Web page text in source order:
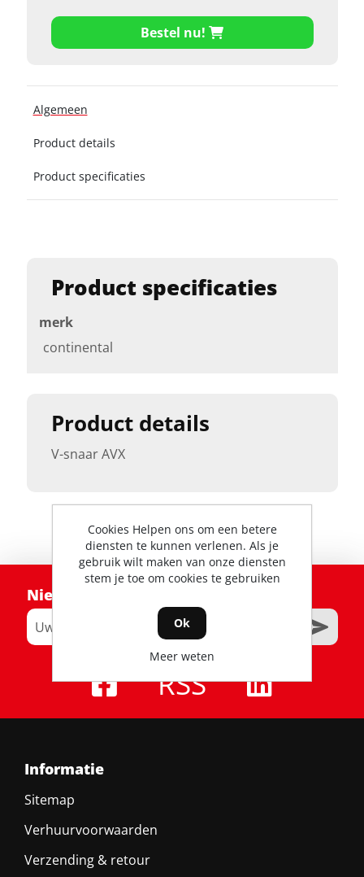
Product details
V-snaar AVX
Product specificaties
merk
continental
Bestel nu!
Algemeen
Product details
Product specificaties
Nieuwsbrief
RSS
Informatie
Sitemap
Verhuurvoorwaarden
Verzending & retour
Cookies Helpen ons om een betere
diensten te kunnen verlenen. Als je
gebruik wilt maken van onze diensten
stem je toe om cookies te gebruiken
Ok
Meer weten